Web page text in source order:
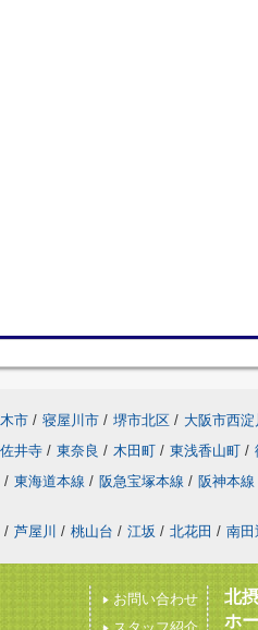
市 / 寝屋川市 / 堺市北区 / 大阪市西淀
佐井寺 / 東奈良 / 木田町 / 東浅香山町 /
/ 東海道本線 / 阪急宝塚本線 / 阪神本線
/ 芦屋川 / 桃山台 / 江坂 / 北花田 / 南田
お問い合わせ
北
ホ